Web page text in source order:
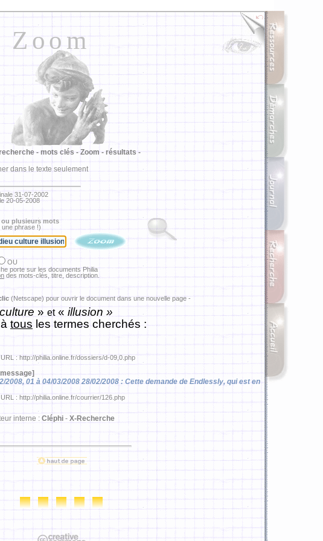
Zoom
- mots clés - Zoom - résultats -
dans le texte seulement
31-07-2002
20-05-2008
ou plusieurs mots
phrase !)
OU
porte sur les documents Philia
des mots-clés, titre, description.
(Netscape) pour ouvrir le document dans une nouvelle page -
culture » et« illusion »
tous les termes cherchés :
: http://philia.online.fr/dossiers/d-09,0.php
2008, 01 à 04/03/2008 28/02/2008 : Cette demande de Endlessly, qui est en
: http://philia.online.fr/courrier/126.php
interne : Cléphi - X-Recherche